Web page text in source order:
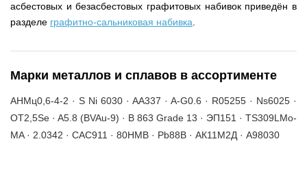
асбестовых и безасбестовых графитовых набивок приведён в
разделе графитно-сальниковая набивка
Марки металлов и сплавов в ассортименте
АНМц0,6-4-2 · S Ni 6030 · AA337 · A-G0.6 · R05255 · Ns6025 ·
OT2,5Se · A5.8 (BVAu-9) · B 863 Grade 13 · ЭП151 · TS309LMo-
MA · 2.0342 · CAC911 · 80НМВ · Pb88B · АК11М2Д · A98030